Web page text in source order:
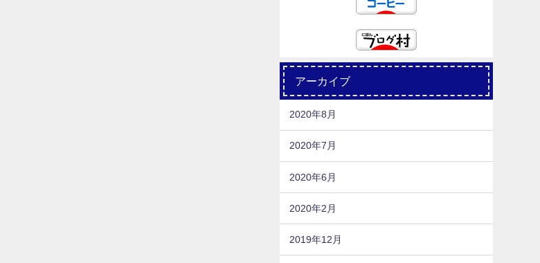
アーカイブ
2020年8月
2020年7月
2020年6月
2020年2月
2019年12月